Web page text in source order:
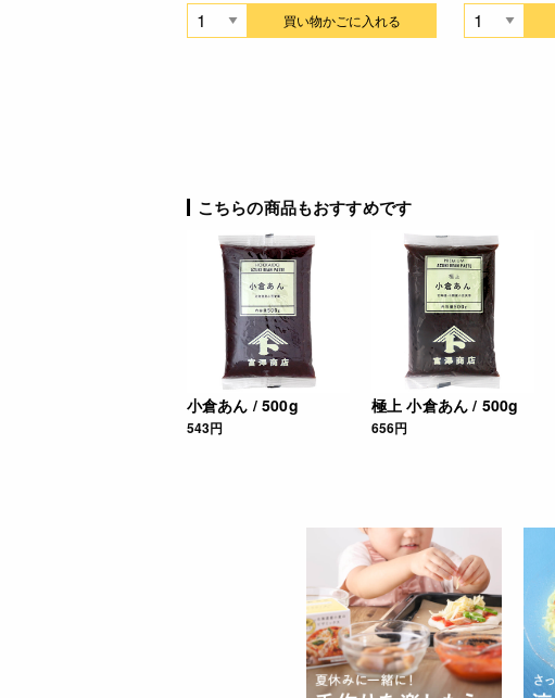
買い物かごに入れる
こちらの商品もおすすめです
小倉あん / 500g
543円
極上 小倉あん / 500g
656円